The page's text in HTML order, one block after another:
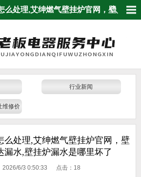
么处理,艾绅燃气壁挂炉官网，壁
行业新闻
维修价
么处理,艾绅燃气壁挂炉官网，壁
漏水,壁挂炉漏水是哪里坏了
2026/6/3 0:50:33 点击： 18